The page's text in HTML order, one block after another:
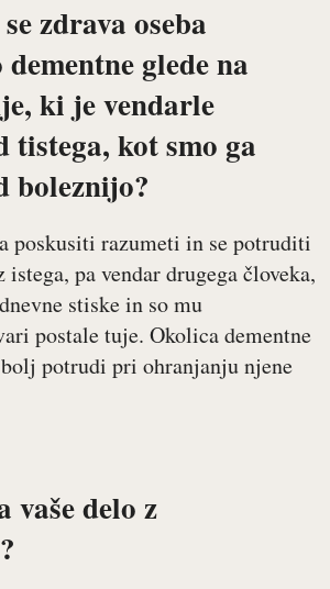
zdrava oseba
glede na
ki je vendarle
tistega, kot smo ga
boleznijo?
poskusiti razumeti in se potruditi
pa vendar drugega človeka,
stiske in so mu
postale tuje. Okolica dementne
potrudi pri ohranjanju njene
vaše delo z